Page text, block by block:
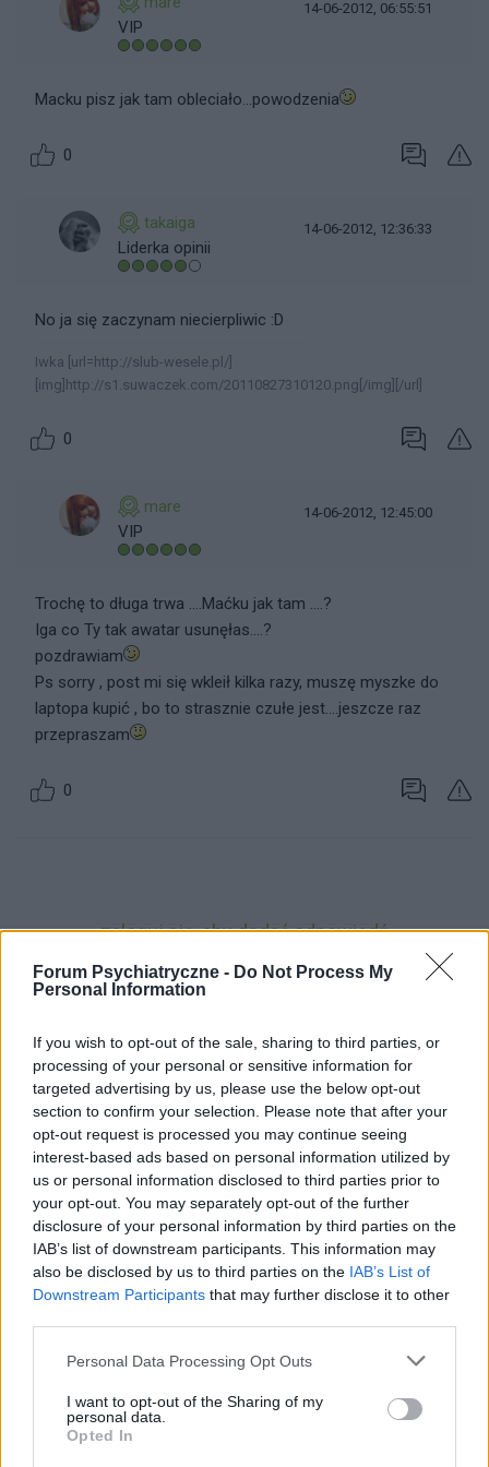
Forum Psychiatryczne - Do Not Process My
Personal Information
If you wish to opt-out of the sale, sharing to third parties, or
processing of your personal or sensitive information for
targeted advertising by us, please use the below opt-out
section to confirm your selection. Please note that after your
opt-out request is processed you may continue seeing
interest-based ads based on personal information utilized by
us or personal information disclosed to third parties prior to
your opt-out. You may separately opt-out of the further
disclosure of your personal information by third parties on the
IAB’s list of downstream participants. This information may
also be disclosed by us to third parties on the IAB’s List of
Downstream Participants that may further disclose it to other
Personal Data Processing Opt Outs
I want to opt-out of the Sharing of my
personal data.
Opted In
VIP
14-06-2012, 06:55:51
Macku pisz jak tam obleciało...powodzenia
0
takaiga
Liderka opinii
14-06-2012, 12:36:33
No ja się zaczynam niecierpliwic :D
Iwka [url=http://slub-wesele.pl/]
[img]http://s1.suwaczek.com/20110827310120.png[/img][/url]
0
mare
VIP
14-06-2012, 12:45:00
Trochę to długa trwa ....Maćku jak tam ....?
Iga co Ty tak awatar usunęłas....?
pozdrawiam
Ps sorry , post mi się wkleił kilka razy, muszę myszke do
laptopa kupić , bo to strasznie czułe jest....jeszcze raz
przepraszam
0
zaloguj się, aby dodać odpowiedź
1 ... 4 5 6 7 8 ... 14
ZOBACZ INNE DYSKUSJE
medforum
🧠 Sprawdź swoją wiedzę! Quizy i łamigłówki
Cześć wszystkim! 🙂 Chcielibyśmy polecić